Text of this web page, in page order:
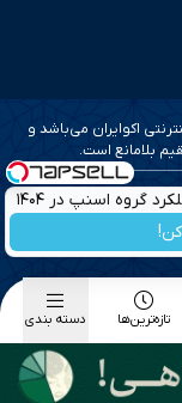
گروه اسنپ در ۱۴۰۴
اکوایران می‌باشد و
بلامانع است.
تازه‌ترین‌ها دسته بندی